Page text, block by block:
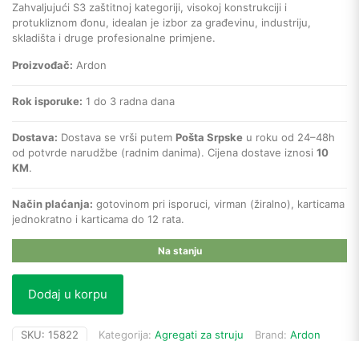
Zahvaljujući S3 zaštitnoj kategoriji, visokoj konstrukciji i
protukliznom đonu, idealan je izbor za građevinu, industriju,
skladišta i druge profesionalne primjene.
Proizvođač: Ardon
Rok isporuke: 1 do 3 radna dana
Dostava: Dostava se vrši putem Pošta Srpske u roku od 24–48h
od potvrde narudžbe (radnim danima). Cijena dostave iznosi 10
KM.
Način plaćanja: gotovinom pri isporuci, virman (žiralno), karticama
jednokratno i karticama do 12 rata.
Na stanju
Dodaj u korpu
SKU: 15822 Kategorija: Agregati za struju Brand: Ardon